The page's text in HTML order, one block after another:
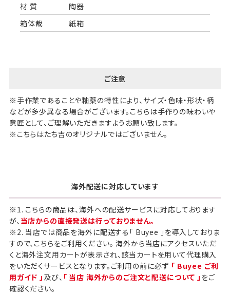
材 質
陶器
箱体裁
紙箱
ご注意
※手作業であることや釉薬の特性により、サイズ・色味・形状・柄
などが多少異なる場合がございます。こちらは手作りの味わいや
意匠として、ご理解いただきますようお願い致します。
※こちらはたち吉のオリジナルではございません。
海外配送に対応しています
※1. こちらの商品は、海外への配送サービスに対応しております
が、 当店からの直接発送は行っておりません。
※2. 当店では商品を海外に配送する「 Buyee 」を導入しておりま
すので、こちらをご利用ください。 海外から当店にアクセスいただ
くと海外注文用カートが表示され、該当カートを用いて代理購入
をいただくサービスとなります。ご利用の前に必ず 「 Buyee ご利
用ガイド 」 及び、 「 当店 海外からのご注文と配送について 」 をご
確認ください。